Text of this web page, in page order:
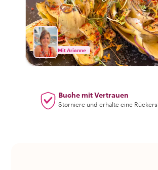
Mit Arianne
Buche mit Vertrauen
Storniere und erhalte eine